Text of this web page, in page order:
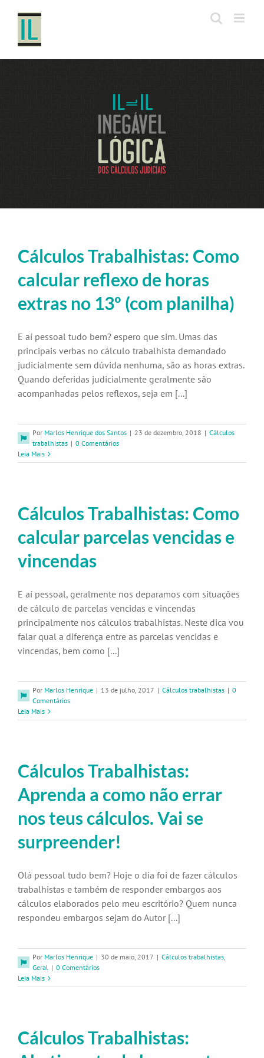
conteúdo
Cálculos Trabalhistas: Como
calcular reflexo de horas
extras no 13º (com planilha)
E aí pessoal tudo bem? espero que sim. Umas das
principais verbas no cálculo trabalhista demandado
judicialmente sem dúvida nenhuma, são as horas extras.
Quando deferidas judicialmente geralmente são
acompanhadas pelos reflexos, seja em [...]
Por Marlos Henrique dos Santos | 23 de dezembro, 2018 | Cálculos
trabalhistas | 0 Comentários
Leia Mais
Cálculos Trabalhistas: Como
calcular parcelas vencidas e
vincendas
E aí pessoal, geralmente nos deparamos com situações
de cálculo de parcelas vencidas e vincendas
principalmente nos cálculos trabalhistas. Neste dica vou
falar qual a diferença entre as parcelas vencidas e
vincendas, bem como [...]
Por Marlos Henrique | 13 de julho, 2017 | Cálculos trabalhistas | 0
Comentários
Leia Mais
Cálculos Trabalhistas:
Aprenda a como não errar
nos teus cálculos. Vai se
surpreender!
Olá pessoal tudo bem? Hoje o dia foi de fazer cálculos
trabalhistas e também de responder embargos aos
cálculos elaborados pelo meu escritório? Quem nunca
respondeu embargos sejam do Autor [...]
Por Marlos Henrique | 30 de maio, 2017 | Cálculos trabalhistas,
Geral | 0 Comentários
Leia Mais
Cálculos Trabalhistas: